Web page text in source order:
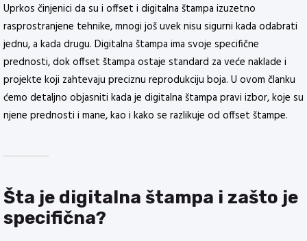
Uprkos činjenici da su i offset i digitalna štampa izuzetno
rasprostranjene tehnike, mnogi još uvek nisu sigurni kada odabrati
jednu, a kada drugu. Digitalna štampa ima svoje specifične
prednosti, dok offset štampa ostaje standard za veće naklade i
projekte koji zahtevaju preciznu reprodukciju boja. U ovom članku
ćemo detaljno objasniti kada je digitalna štampa pravi izbor, koje su
njene prednosti i mane, kao i kako se razlikuje od offset štampe.
Šta je digitalna štampa i zašto je
specifična?